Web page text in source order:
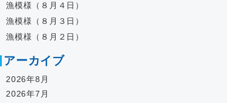
漁模様（８月４日）
漁模様（８月３日）
漁模様（８月２日）
アーカイブ
2026年8月
2026年7月